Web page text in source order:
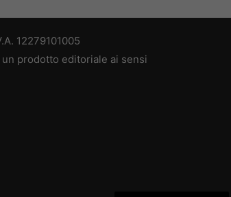
12279101005
prodotto editoriale ai sensi